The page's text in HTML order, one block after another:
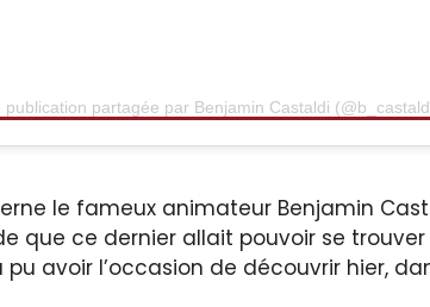
publication partagée par Benjamin Castaldi
le fameux animateur Benjamin
que ce dernier allait pouvoir se
avoir l’occasion de découvrir hier,